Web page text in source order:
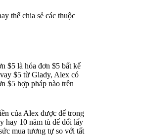
thế chia sẻ các thuộc
$5 là hóa đơn $5 bất kể
$5 từ Glady, Alex có
$5 hợp pháp nào trên
của Alex được để trong
hay 10 năm tù để đổi lấy
mua tương tự so với tất